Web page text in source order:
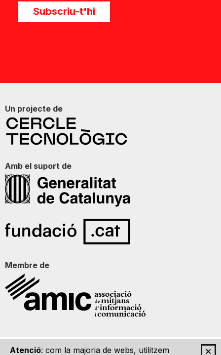
×
Atenció: com la majoria de webs, utilitzem
Subscriu-t'hi
Un projecte de
Amb el suport de
Membre de
Qui som Contacte Imatge Gràfica Avís legal